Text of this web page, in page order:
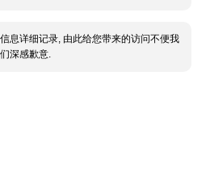
息详细记录, 由此给您带来的访问不便我
们深感歉意.